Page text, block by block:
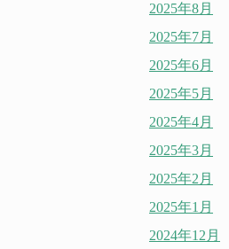
2025年8月
2025年7月
2025年6月
2025年5月
2025年4月
2025年3月
2025年2月
2025年1月
2024年12月